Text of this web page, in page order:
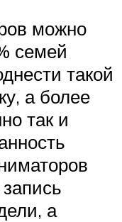
можно
семей
такой
а более
так и
а